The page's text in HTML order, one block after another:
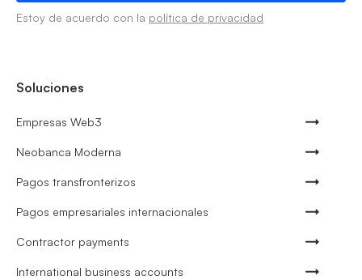
Estoy de acuerdo con la política de privacidad
Soluciones
Empresas Web3
Neobanca Moderna
Pagos transfronterizos
Pagos empresariales internacionales
Contractor payments
International business accounts